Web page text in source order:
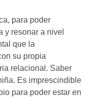
para poder
y resonar a nivel
que la
su propia
relacional. Saber
Es imprescindible
para poder estar en